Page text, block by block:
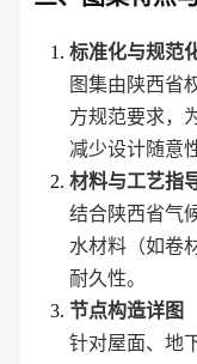
标准化与规范
图集由陕西省
方规范要求，
减少设计随意
材料与工艺指
结合陕西省气
水材料（如卷
耐久性。
节点构造详图
针对屋面、地